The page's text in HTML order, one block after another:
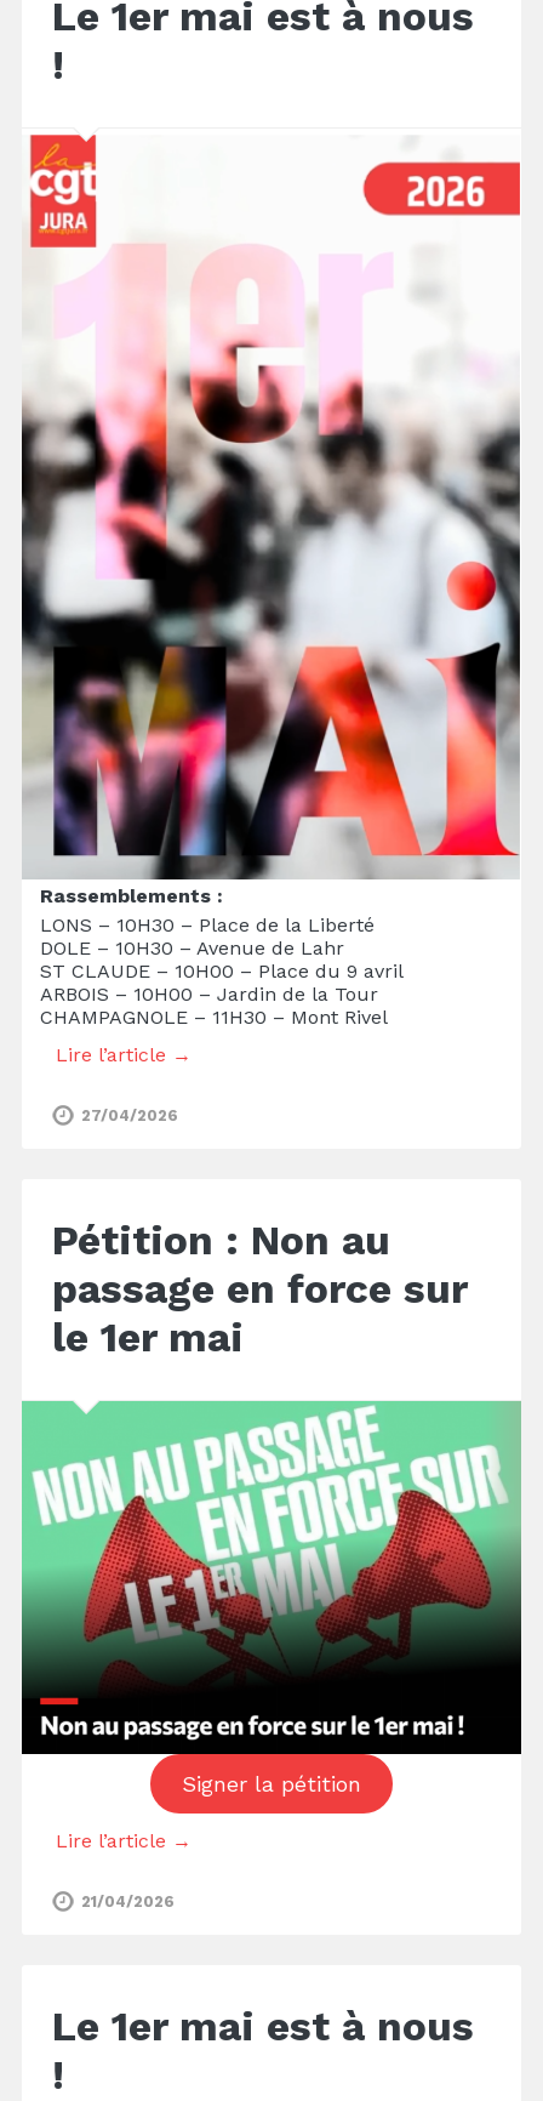
Le 1er mai est à nous
!
Rassemblements :
LONS – 10H30 – Place de la Liberté
DOLE – 10H30 – Avenue de Lahr
ST CLAUDE – 10H00 – Place du 9 avril
ARBOIS – 10H00 – Jardin de la Tour
CHAMPAGNOLE – 11H30 – Mont Rivel
Lire l’article →
27/04/2026
Pétition : Non au
passage en force sur
le 1er mai
Signer la pétition
Lire l’article →
21/04/2026
Le 1er mai est à nous
!